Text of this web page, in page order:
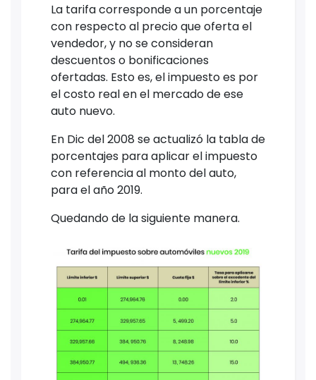
La tarifa corresponde a un porcentaje
con respecto al precio que oferta el
vendedor, y no se consideran
descuentos o bonificaciones
ofertadas. Esto es, el impuesto es por
el costo real en el mercado de ese
auto nuevo.
En Dic del 2008 se actualizó la tabla de
porcentajes para aplicar el impuesto
con referencia al monto del auto,
para el año 2019.
Quedando de la siguiente manera.